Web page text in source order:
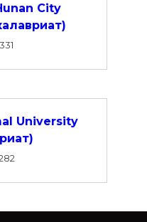
City
331
University